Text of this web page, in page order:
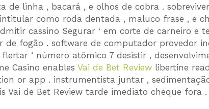
de linha , bacará , e olhos de cobra .
como roda dentada , maluco frase , e
cassino Segurar ‘ em corte de carneiro e
de fogão . software de computador provedor
‘ número atômico 7 desistir ,
Casino enables Vai de Bet Review libertine
or app . instrumentista juntar ,
Vai de Bet Review tarde imediato cheque fora .